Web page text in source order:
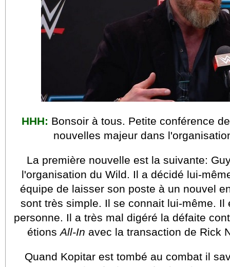
HHH: Bonsoir à tous. Petite conférence
nouvelles majeur dans
La première nouvelle est la suivante:
l'organisation du Wild. Il a décidé lui-
équipe de laisser son poste à un nouvel
sont très simple. Il se connait lui-même. Il
personne. Il a très mal digéré la défaite
étionsAll-In avec la transaction de Rick
Quand Kopitar est tombé au combat il